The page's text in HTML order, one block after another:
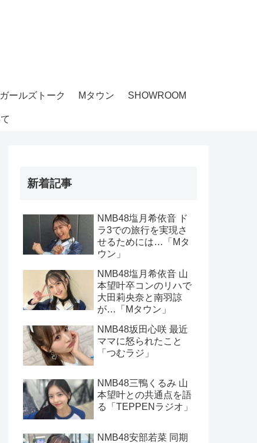
ールズトーク Mタウン SHOWROOM
新着記事
NMB48塩月希依音 ド
ラ3での旅行を実現さ
せるためには…「Mタ
ウン」
NMB48塩月希依音 山
本望叶卒コンのリハで
大田莉央奈と南羽諒
が…「Mタウン」
NMB48坂田心咲 最近
ママに怒られたこと
「つむラジ」
NMB48三鴨くるみ 山
本望叶との共通点を語
る「TEPPENラジオ」
NMB48安部若菜 同期